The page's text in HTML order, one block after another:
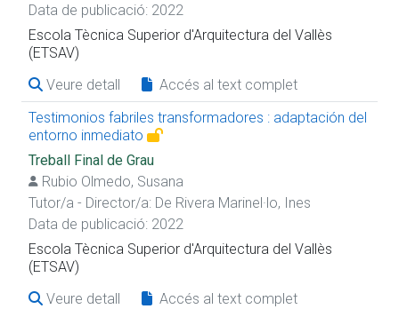
Data de publicació: 2022
Escola Tècnica Superior d'Arquitectura del Vallès
(ETSAV)
Veure detall
Accés al text complet
Testimonios fabriles transformadores : adaptación del
entorno inmediato
Treball Final de Grau
Rubio Olmedo, Susana
Tutor/a - Director/a: De Rivera Marinel·lo, Ines
Data de publicació: 2022
Escola Tècnica Superior d'Arquitectura del Vallès
(ETSAV)
Veure detall
Accés al text complet